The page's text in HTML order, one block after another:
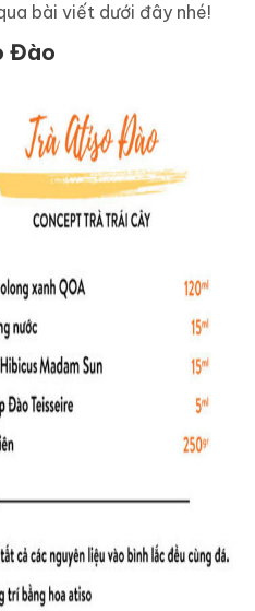
bài viết dưới đây nhé!
Đào